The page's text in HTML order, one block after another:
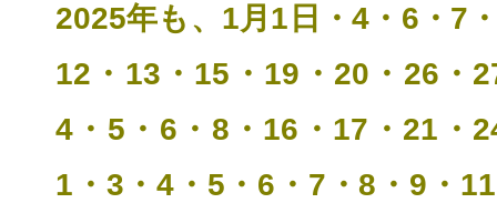
2025年も、1月1日・4・6・7
12 ・13・15・19・20・26・
4・5・6・8・16・17・21・
1・3・4・5・6・7・8・9・